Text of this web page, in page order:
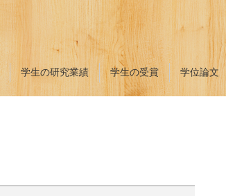
学生の研究業績 学生の受賞 学位論文